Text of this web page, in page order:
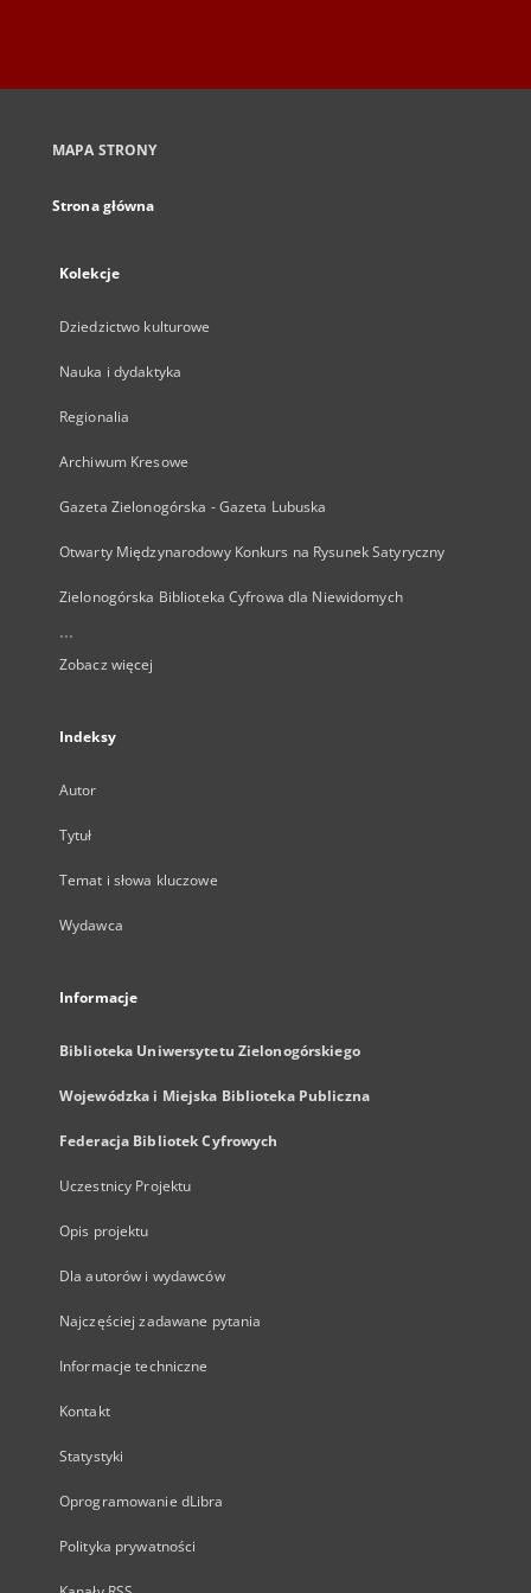
MAPA STRONY
Strona główna
Kolekcje
Dziedzictwo kulturowe
Nauka i dydaktyka
Regionalia
Archiwum Kresowe
Gazeta Zielonogórska - Gazeta Lubuska
Otwarty Międzynarodowy Konkurs na Rysunek Satyryczny
Zielonogórska Biblioteka Cyfrowa dla Niewidomych
...
Zobacz więcej
Indeksy
Autor
Tytuł
Temat i słowa kluczowe
Wydawca
Informacje
Biblioteka Uniwersytetu Zielonogórskiego
Wojewódzka i Miejska Biblioteka Publiczna
Federacja Bibliotek Cyfrowych
Uczestnicy Projektu
Opis projektu
Dla autorów i wydawców
Najczęściej zadawane pytania
Informacje techniczne
Kontakt
Statystyki
Oprogramowanie dLibra
Polityka prywatności